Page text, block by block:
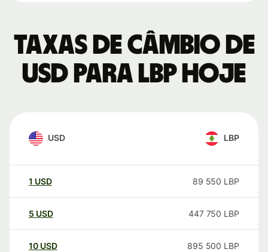
Taxas de câmbio de
USD para LBP hoje
USD LBP
1 USD 89 550 LBP
5 USD 447 750 LBP
10 USD 895 500 LBP